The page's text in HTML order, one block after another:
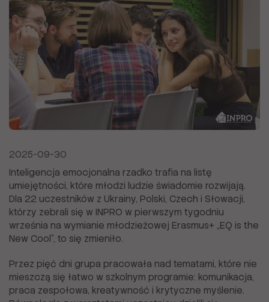
2025-09-30
Inteligencja emocjonalna rzadko trafia na listę
umiejętności, które młodzi ludzie świadomie rozwijają.
Dla 22 uczestników z Ukrainy, Polski, Czech i Słowacji,
którzy zebrali się w INPRO w pierwszym tygodniu
września na wymianie młodzieżowej Erasmus+ „EQ is the
New Cool", to się zmieniło.
Przez pięć dni grupa pracowała nad tematami, które nie
mieszczą się łatwo w szkolnym programie: komunikacja,
praca zespołowa, kreatywność i krytyczne myślenie.